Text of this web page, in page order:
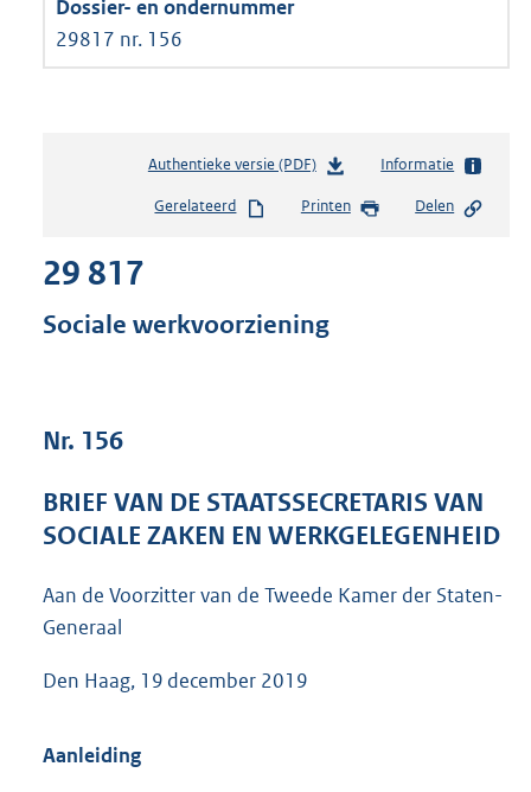
29817 nr. 156
Authentieke versie (PDF)b
s
s
e
:
9
Informatie
Gerelateerd Printen Delen
29 817
Sociale werkvoorziening
Nr. 156
BRIEF VAN DE STAATSSECRETARIS VAN
SOCIALE ZAKEN EN WERKGELEGENHEID
Aan de Voorzitter van de Tweede Kamer der Staten-
Generaal
Den Haag, 19 december 2019
Aanleiding